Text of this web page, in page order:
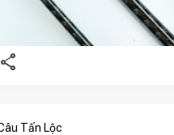
share
Tấn Lộc